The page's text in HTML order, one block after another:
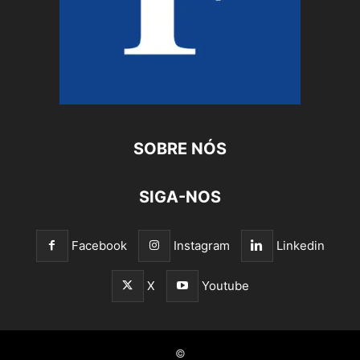
SOBRE NÓS
SIGA-NOS
Facebook Instagram Linkedin
X Youtube
©